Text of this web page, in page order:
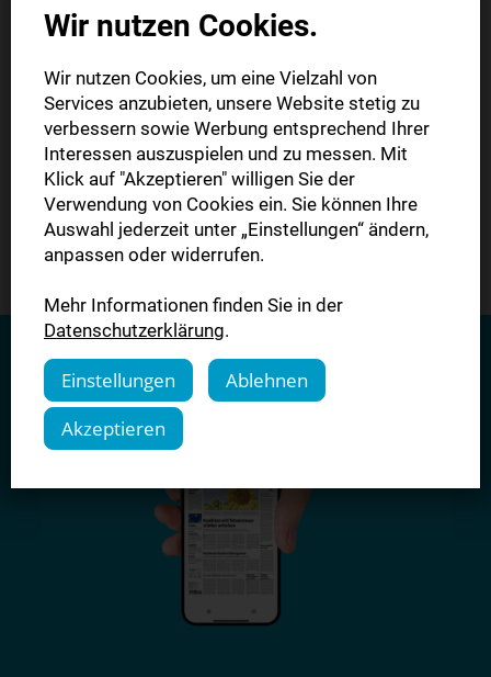
Eine App - alles drin
Die Vorteile der MOZ-
App
Jetzt kostenlos im AppStore und
PlayStore erhältlich:
Wir nutzen Cookies.
Wir nutzen Cookies, um eine Vielzahl von
Services anzubieten, unsere Website stetig zu
verbessern sowie Werbung entsprechend Ihrer
Interessen auszuspielen und zu messen. Mit
Klick auf "Akzeptieren" willigen Sie der
Verwendung von Cookies ein. Sie können Ihre
Auswahl jederzeit unter „Einstellungen“ ändern,
anpassen oder widerrufen.
Mehr Informationen finden Sie in der
Datenschutzerklärung.
Einstellungen
Ablehnen
Akzeptieren